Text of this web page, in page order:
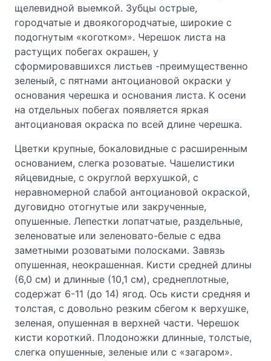
щелевидной выемкой. Зубцы острые,
городчатые и двоякогородчатые, широкие с
подогнутым «коготком». Черешок листа на
растущих побегах окрашен, у
сформировавшихся листьев -преимущественно
зеленый, с пятнами антоциановой окраски у
основания черешка и основания листа. К осени
на отдельных побегах появляется яркая
антоциановая окраска по всей длине черешка.
Цветки крупные, бокаловидные с расширенным
основанием, слегка розоватые. Чашелистики
яйцевидные, с округлой верхушкой, с
неравномерной слабой антоциановой окраской,
дуговидно отогнутые или закрученные,
опушенные. Лепестки лопатчатые, раздельные,
зеленоватые или зеленовато-белые с едва
заметными розоватыми полосками. Завязь
опушенная, неокрашенная. Кисти средней длины
(6,0 см) и длинные (10,1 см), среднеплотные,
содержат 6-11 (до 14) ягод. Ось кисти средняя и
толстая, с довольно резким сбегом к верхушке,
зеленая, опушенная в верхней части. Черешок
кисти короткий. Плодоножки длинные, толстые,
слегка опушенные, зеленые или с «загаром».